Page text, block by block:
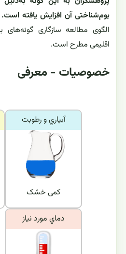
بوم‌شناختی آن افزایش یافته است.
الگوی مطالعه سازگاری گونه‌های
اقلیمی مطرح است.
خصوصیات - معرفی
آبياري و رطوبت
کمی خشک
دماي مورد نياز